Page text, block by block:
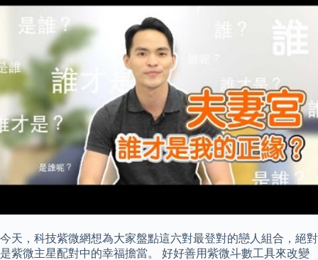
今天，科技紫微網想為大家盤點這六對最登對的戀人組合，絕對
是紫微主星配對中的幸福擔當。 好好善用紫微斗數工具來改變